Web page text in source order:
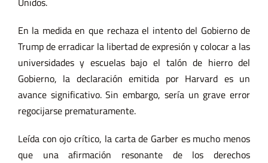
En la medida en que rechaza el intento del Gobierno de
Trump de erradicar la libertad de expresión y colocar a las
universidades y escuelas bajo el talón de hierro del
Gobierno, la declaración emitida por Harvard es un
avance significativo. Sin embargo, sería un grave error
regocijarse prematuramente.
Leída con ojo crítico, la carta de Garber es mucho menos
que una afirmación resonante de los derechos